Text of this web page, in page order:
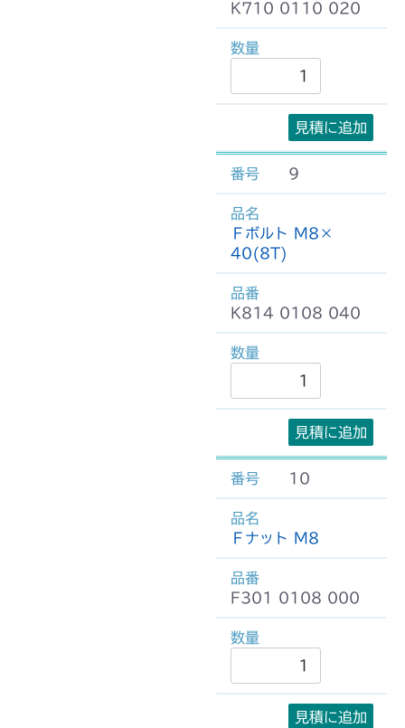
K710 0110 020
見積に追加
9
Ｆボルト M8×
40(8T)
K814 0108 040
見積に追加
10
Ｆナット M8
F301 0108 000
見積に追加